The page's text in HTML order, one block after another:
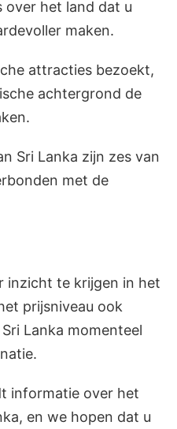
over het land dat u
maken.
attracties bezoekt,
achtergrond de
Sri Lanka zijn zes van
met de
inzicht te krijgen in het
prijsniveau ook
Lanka momenteel
informatie over het
en we hopen dat u